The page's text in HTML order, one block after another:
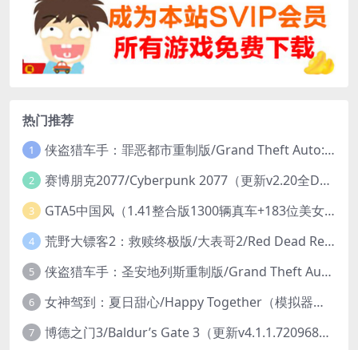
热门推荐
1 侠盗猎车手：罪恶都市重制版/Grand Theft Auto: Vice City – The Definitive Edition
2 赛博朋克2077/Cyberpunk 2077（更新v2.20全DLC）
3 GTA5中国风（1.41整合版1300辆真车+183位美女与英雄+200%存档）
4 荒野大镖客2：救赎终极版/大表哥2/Red Dead Redemption 2: Ultimate Edition（更新v1491.50终极版）
5 侠盗猎车手：圣安地列斯重制版/Grand Theft Auto: San Andreas – The Definitive Edition（更新v1.113.49697469）
6 女神驾到：夏日甜心/Happy Together（模拟器版-升级豪华终极珍藏版+全DLC）
7 博德之门3/Baldur’s Gate 3（更新v4.1.1.7209685）